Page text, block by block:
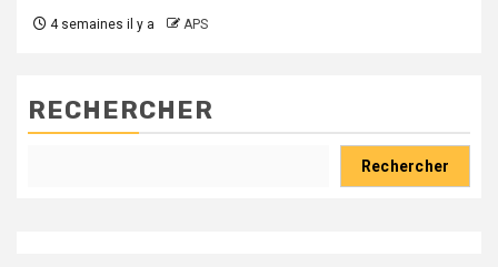
4 semaines il y a APS
RECHERCHER
Rechercher